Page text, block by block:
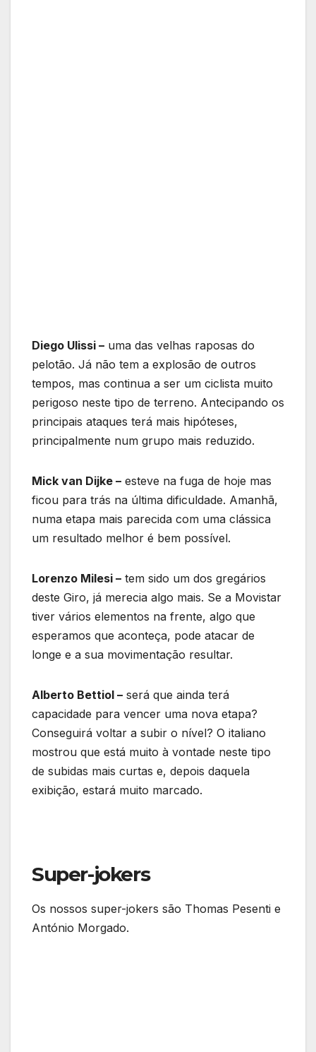
Diego Ulissi – uma das velhas raposas do
pelotão. Já não tem a explosão de outros
tempos, mas continua a ser um ciclista muito
perigoso neste tipo de terreno. Antecipando os
principais ataques terá mais hipóteses,
principalmente num grupo mais reduzido.
Mick van Dijke – esteve na fuga de hoje mas
ficou para trás na última dificuldade. Amanhã,
numa etapa mais parecida com uma clássica
um resultado melhor é bem possível.
Lorenzo Milesi – tem sido um dos gregários
deste Giro, já merecia algo mais. Se a Movistar
tiver vários elementos na frente, algo que
esperamos que aconteça, pode atacar de
longe e a sua movimentação resultar.
Alberto Bettiol – será que ainda terá
capacidade para vencer uma nova etapa?
Conseguirá voltar a subir o nível? O italiano
mostrou que está muito à vontade neste tipo
de subidas mais curtas e, depois daquela
exibição, estará muito marcado.
Super-jokers
Os nossos super-jokers são Thomas Pesenti e
António Morgado.